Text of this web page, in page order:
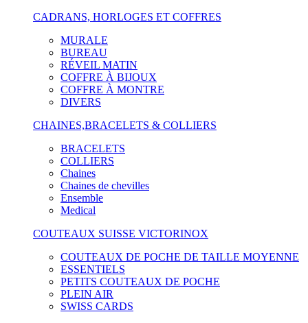
CADRANS, HORLOGES ET COFFRES
MURALE
BUREAU
RÉVEIL MATIN
COFFRE À BIJOUX
COFFRE À MONTRE
DIVERS
CHAINES,BRACELETS & COLLIERS
BRACELETS
COLLIERS
Chaines
Chaines de chevilles
Ensemble
Medical
COUTEAUX SUISSE VICTORINOX
COUTEAUX DE POCHE DE TAILLE MOYENNE
ESSENTIELS
PETITS COUTEAUX DE POCHE
PLEIN AIR
SWISS CARDS